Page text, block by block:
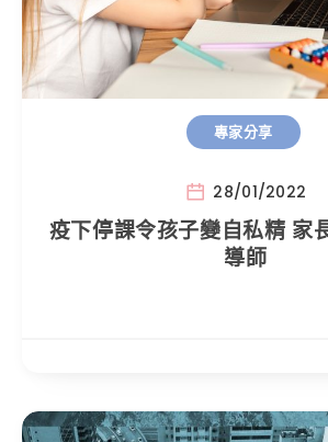
專家分享
28/01/2022
疫下停課令孩子變自私精 家
導師